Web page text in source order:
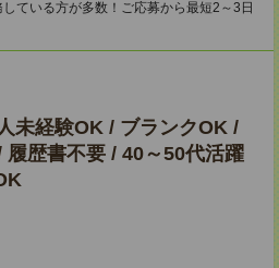
ている方が多数！ご応募から最短2～3日
未経験OK / ブランクOK /
履歴書不要 / 40～50代活躍